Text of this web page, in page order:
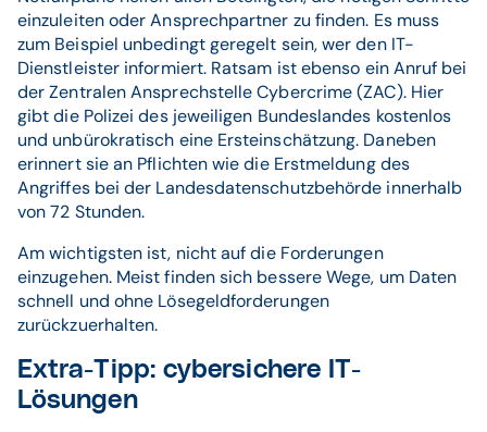
einzuleiten oder Ansprechpartner zu finden. Es muss
zum Beispiel unbedingt geregelt sein, wer den IT-
Dienstleister informiert. Ratsam ist ebenso ein Anruf bei
der Zentralen Ansprechstelle Cybercrime (ZAC). Hier
gibt die Polizei des jeweiligen Bundeslandes kostenlos
und unbürokratisch eine Ersteinschätzung. Daneben
erinnert sie an Pflichten wie die Erstmeldung des
Angriffes bei der Landesdatenschutzbehörde innerhalb
von 72 Stunden.
Am wichtigsten ist, nicht auf die Forderungen
einzugehen. Meist finden sich bessere Wege, um Daten
schnell und ohne Lösegeldforderungen
zurückzuerhalten.
Extra-Tipp: cybersichere IT-
Lösungen